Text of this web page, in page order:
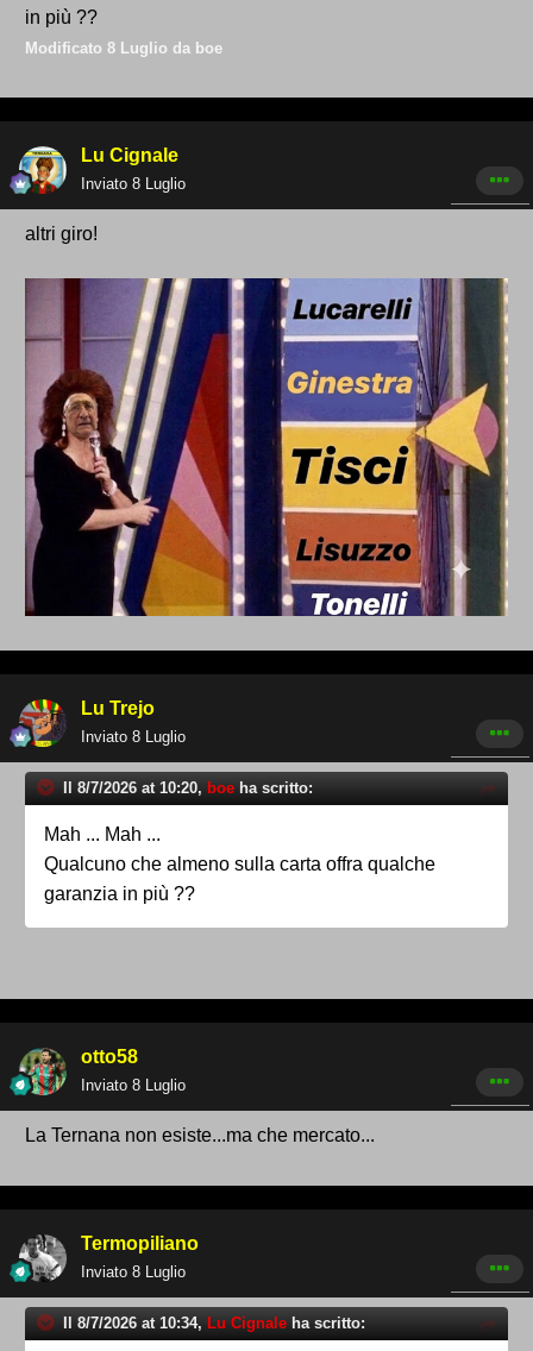
in più ??
Modificato 8 Luglio da boe
Lu Cignale
Inviato 8 Luglio
altri giro!
Lu Trejo
Inviato 8 Luglio
Il 8/7/2026 at 10:20, boe ha scritto:
Mah ... Mah ...
Qualcuno che almeno sulla carta offra qualche
garanzia in più ??
otto58
Inviato 8 Luglio
La Ternana non esiste...ma che mercato...
Termopiliano
Inviato 8 Luglio
Il 8/7/2026 at 10:34, Lu Cignale ha scritto: